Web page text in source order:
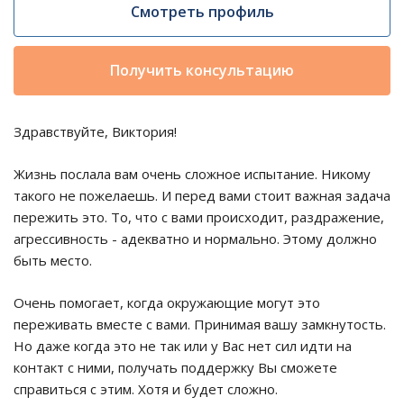
Смотреть профиль
Получить консультацию
Здравствуйте, Виктория!
Жизнь послала вам очень сложное испытание. Никому
такого не пожелаешь. И перед вами стоит важная задача
пережить это. То, что с вами происходит, раздражение,
агрессивность - адекватно и нормально. Этому должно
быть место.
Очень помогает, когда окружающие могут это
переживать вместе с вами. Принимая вашу замкнутость.
Но даже когда это не так или у Вас нет сил идти на
контакт с ними, получать поддержку Вы сможете
справиться с этим. Хотя и будет сложно.